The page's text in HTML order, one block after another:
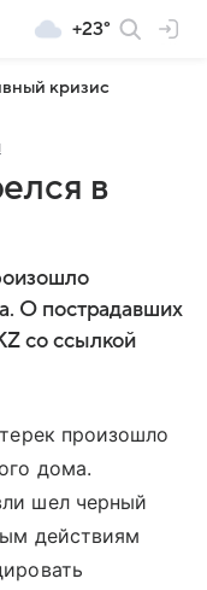
+23°
кризис
в
О пострадавших
со ссылкой
произошло
дома.
шел черный
действиям